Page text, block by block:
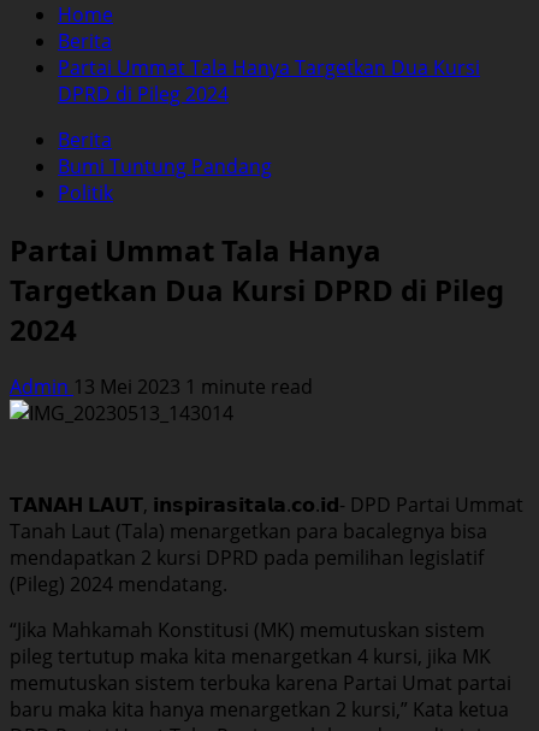
Home
Berita
Partai Ummat Tala Hanya Targetkan Dua Kursi
DPRD di Pileg 2024
Berita
Bumi Tuntung Pandang
Politik
Partai Ummat Tala Hanya
Targetkan Dua Kursi DPRD di Pileg
2024
Admin 13 Mei 2023 1 minute read
𝗧𝗔𝗡𝗔𝗛 𝗟𝗔𝗨𝗧, 𝗶𝗻𝘀𝗽𝗶𝗿𝗮𝘀𝗶𝘁𝗮𝗹𝗮.𝗰𝗼.𝗶𝗱- DPD Partai Ummat
Tanah Laut (Tala) menargetkan para bacalegnya bisa
mendapatkan 2 kursi DPRD pada pemilihan legislatif
(Pileg) 2024 mendatang.
“Jika Mahkamah Konstitusi (MK) memutuskan sistem
pileg tertutup maka kita menargetkan 4 kursi, jika MK
memutuskan sistem terbuka karena Partai Umat partai
baru maka kita hanya menargetkan 2 kursi,” Kata ketua